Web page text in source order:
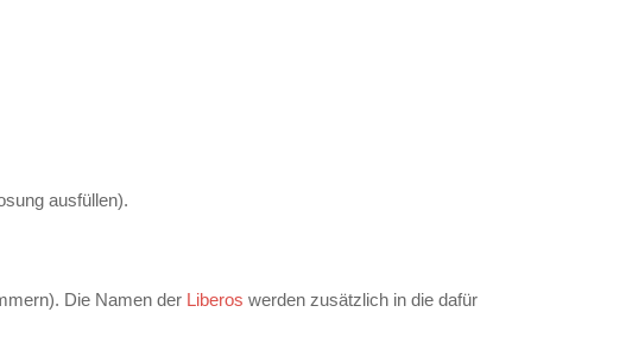
ausfüllen).
Die Namen der Liberos werden zusätzlich in die dafür